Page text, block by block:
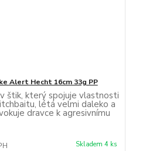
Alert Hecht 16cm 33g PP
štik, který spojuje vlastnosti
létá velmi daleko a
dravce k agresivnímu
Skladem 4 ks